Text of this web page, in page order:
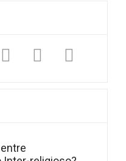
YouTube
Fickr